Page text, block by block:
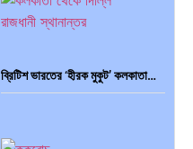
ব্রিটিশ ভারতের ‘হীরক মুকুট’ কলকাতা…